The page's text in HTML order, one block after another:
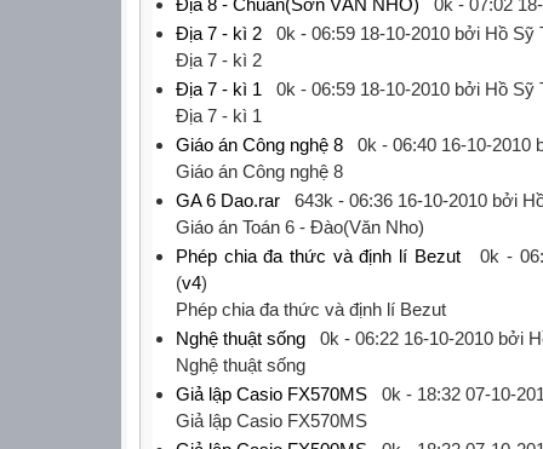
Địa 8 - Chuẩn(Sơn VĂN NHO)
0k - 07:02
Địa 7 - kì 2
0k - 06:59 18-10-2010 bởi Hồ Sỹ
‎Địa 7 - kì 2‎
Địa 7 - kì 1
0k - 06:59 18-10-2010 bởi Hồ Sỹ
‎Địa 7 - kì 1‎
Giáo án Công nghệ 8
0k - 06:40 16-10-2010
‎Giáo án Công nghệ 8‎
GA 6 Dao.rar
643k - 06:36 16-10-2010 bởi
‎Giáo án Toán 6 - Đào(Văn Nho)‎
Phép chia đa thức và định lí Bezut
0k -
(v4)
‎Phép chia đa thức và định lí Bezut‎
Nghệ thuật sống
0k - 06:22 16-10-2010 bởi
‎Nghệ thuật sống‎
Giả lập Casio FX570MS
0k - 18:32 07-10-
‎Giả lập Casio FX570MS‎